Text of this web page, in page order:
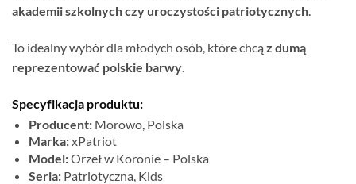
akademii szkolnych czy uroczystości patriotycznych.
To idealny wybór dla młodych osób, które chcą z dumą
reprezentować polskie barwy.
Specyfikacja produktu:
Producent:Morowo, Polska
Marka:xPatriot
Model:Orzeł w Koronie – Polska
Seria:Patriotyczna, Kids